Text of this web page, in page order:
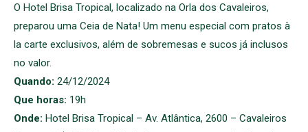
O Hotel Brisa Tropical, localizado na Orla dos Cavaleiros,
preparou uma Ceia de Nata! Um menu especial com pratos à
la carte exclusivos, além de sobremesas e sucos já inclusos
no valor.
Quando: 24/12/2024
Que horas: 19h
Onde: Hotel Brisa Tropical – Av. Atlântica, 2600 – Cavaleiros